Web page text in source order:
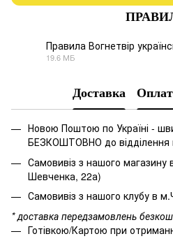
Правила Вогнетвір
19.6 МБ
Доставка
Новою Поштою по Україні -
БЕЗКОШТОВНО до відділення
Самовивіз з нашого магазину
Шевченка, 22а)
Самовивіз з нашого клубу в
* доставка передзамовлень
Готівкою/Картою при